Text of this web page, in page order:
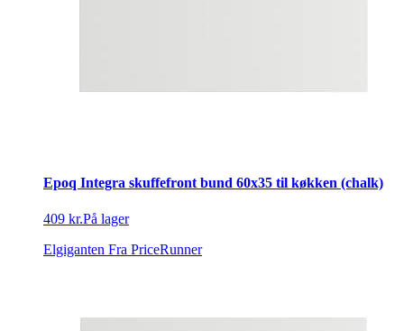
Epoq Integra skuffefront bund 60x35 til køkken (chalk)
409 kr.På lager
Elgiganten Fra PriceRunner